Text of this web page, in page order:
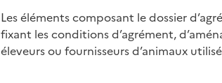
Les éléments composant le dossier
fixant les conditions d’agrément,
éleveurs ou fournisseurs d’animaux